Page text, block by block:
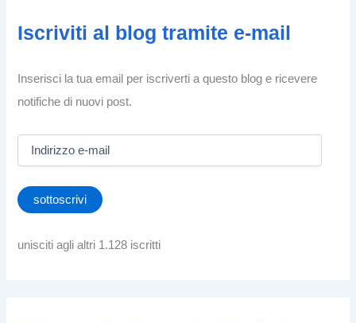
Iscriviti al blog tramite e-mail
Inserisci la tua email per iscriverti a questo blog e ricevere
notifiche di nuovi post.
i
r
z
sottoscrivi
unisciti agli altri 1.128 iscritti